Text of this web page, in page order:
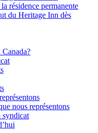
résidence permanente
du Heritage Inn dès
nous représentons
syndicat